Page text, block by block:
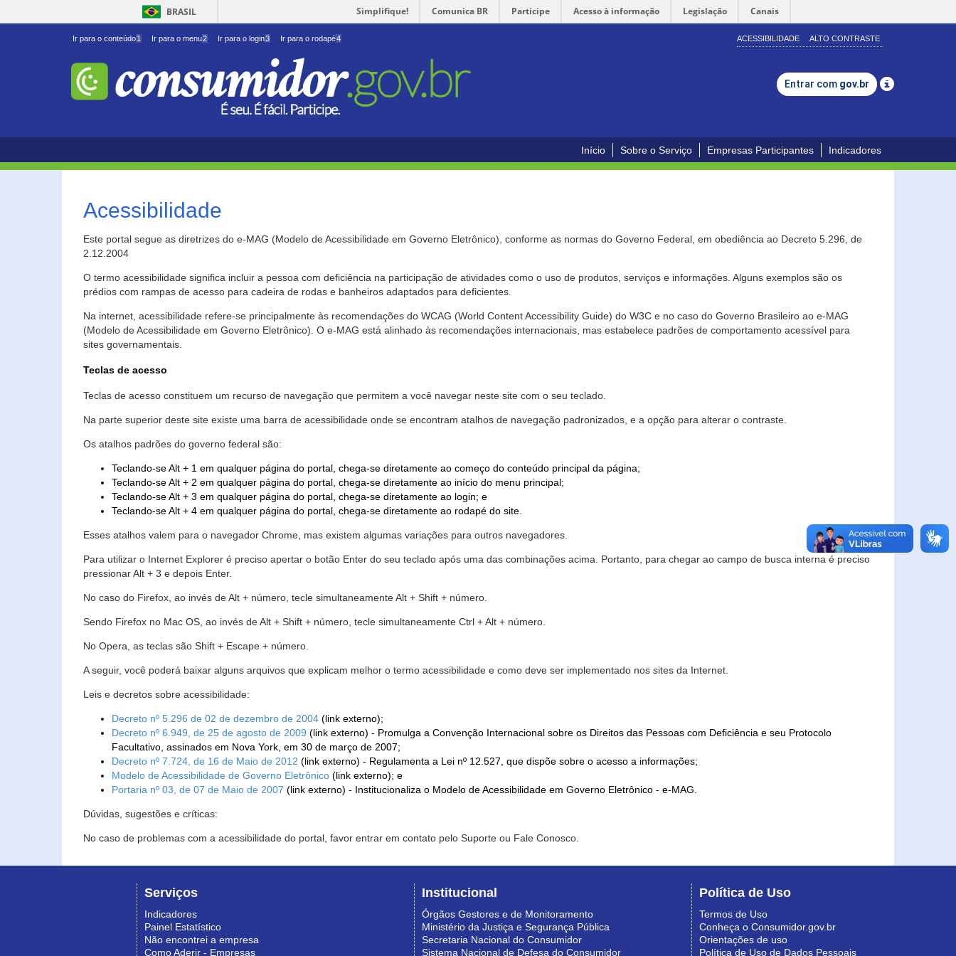
BRASIL Simplifique! Comunica BR Participe Acesso à informação Legislação Canais
Ir para o conteúdo1 Ir para o menu2 Ir para o login3 Ir para o rodapé4 ACESSIBILIDADE ALTO CONTRASTE
Entrar com gov.br
Início Sobre o Serviço Empresas Participantes Indicadores
Acessibilidade
Este portal segue as diretrizes do e-MAG (Modelo de Acessibilidade em Governo Eletrônico), conforme as normas do Governo Federal, em obediência ao Decreto 5.296, de
2.12.2004
O termo acessibilidade significa incluir a pessoa com deficiência na participação de atividades como o uso de produtos, serviços e informações. Alguns exemplos são os
prédios com rampas de acesso para cadeira de rodas e banheiros adaptados para deficientes.
Na internet, acessibilidade refere-se principalmente às recomendações do WCAG (World Content Accessibility Guide) do W3C e no caso do Governo Brasileiro ao e-MAG
(Modelo de Acessibilidade em Governo Eletrônico). O e-MAG está alinhado às recomendações internacionais, mas estabelece padrões de comportamento acessível para
sites governamentais.
Teclas de acesso
Teclas de acesso constituem um recurso de navegação que permitem a você navegar neste site com o seu teclado.
Na parte superior deste site existe uma barra de acessibilidade onde se encontram atalhos de navegação padronizados, e a opção para alterar o contraste.
Os atalhos padrões do governo federal são:
Teclando-se Alt + 1 em qualquer página do portal, chega-se diretamente ao começo do conteúdo principal da página;
Teclando-se Alt + 2 em qualquer página do portal, chega-se diretamente ao início do menu principal;
Teclando-se Alt + 3 em qualquer página do portal, chega-se diretamente ao login; e
Teclando-se Alt + 4 em qualquer página do portal, chega-se diretamente ao rodapé do site.
Esses atalhos valem para o navegador Chrome, mas existem algumas variações para outros navegadores.
Para utilizar o Internet Explorer é preciso apertar o botão Enter do seu teclado após uma das combinações acima. Portanto, para chegar ao campo de busca interna é preciso
pressionar Alt + 3 e depois Enter.
No caso do Firefox, ao invés de Alt + número, tecle simultaneamente Alt + Shift + número.
Sendo Firefox no Mac OS, ao invés de Alt + Shift + número, tecle simultaneamente Ctrl + Alt + número.
No Opera, as teclas são Shift + Escape + número.
A seguir, você poderá baixar alguns arquivos que explicam melhor o termo acessibilidade e como deve ser implementado nos sites da Internet.
Leis e decretos sobre acessibilidade:
Decreto nº 5.296 de 02 de dezembro de 2004 (link externo);
Decreto nº 6.949, de 25 de agosto de 2009 (link externo) - Promulga a Convenção Internacional sobre os Direitos das Pessoas com Deficiência e seu Protocolo
Facultativo, assinados em Nova York, em 30 de março de 2007;
Decreto nº 7.724, de 16 de Maio de 2012 (link externo) - Regulamenta a Lei nº 12.527, que dispõe sobre o acesso a informações;
Modelo de Acessibilidade de Governo Eletrônico (link externo); e
Portaria nº 03, de 07 de Maio de 2007 (link externo) - Institucionaliza o Modelo de Acessibilidade em Governo Eletrônico - e-MAG.
Dúvidas, sugestões e críticas:
No caso de problemas com a acessibilidade do portal, favor entrar em contato pelo Suporte ou Fale Conosco.
Serviços
Indicadores
Painel Estatístico
Não encontrei a empresa
Como Aderir - Empresas
Institucional
Órgãos Gestores e de Monitoramento
Ministério da Justiça e Segurança Pública
Secretaria Nacional do Consumidor
Sistema Nacional de Defesa do Consumidor
Política de Uso
Termos de Uso
Conheça o Consumidor.gov.br
Orientações de uso
Política de Uso de Dados Pessoais